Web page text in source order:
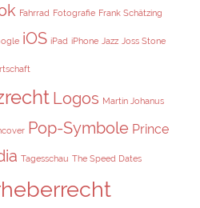
Fahrrad Fotografie Frank Schätzing
iOS iPad iPhone Jazz Joss Stone
Logos Martin Johanus
Pop-Symbole Prince
Tagesschau The Speed Dates